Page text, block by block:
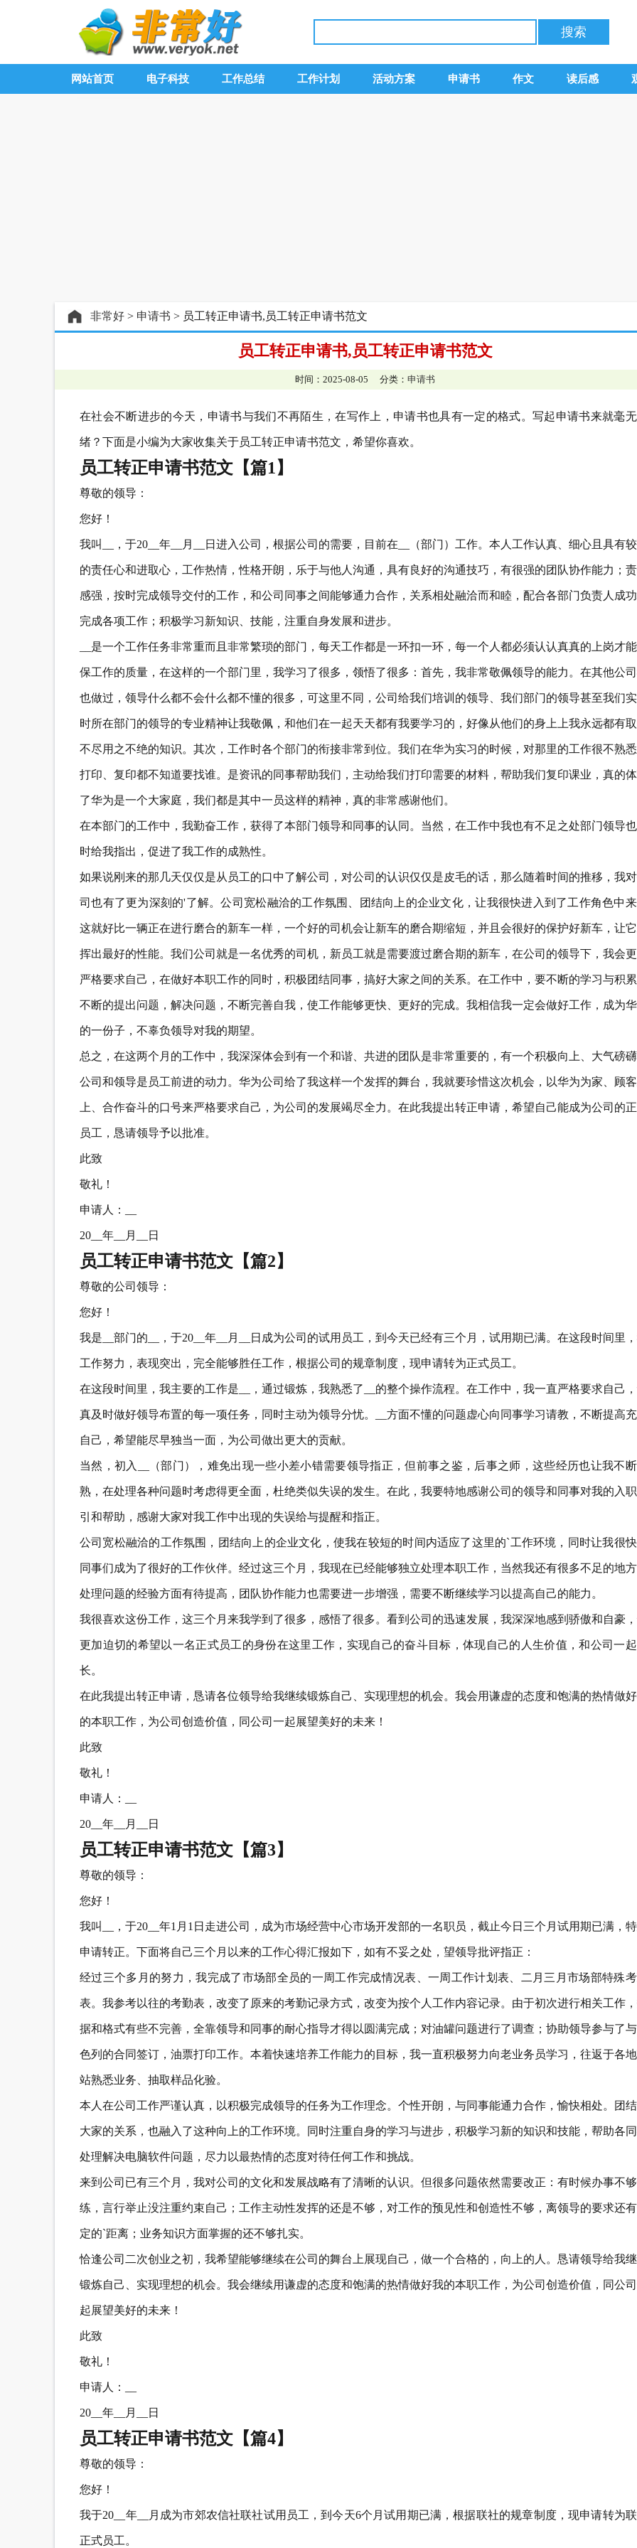
网站首页 电子科技 工作总结 工作计划 活动方案 申请书 作文 读后感
非常好 > 申请书 > 员工转正申请书,员工转正申请书范文
员工转正申请书,员工转正申请书范文
时间：2025-08-05 分类： 申请书
在社会不断进步的今天，申请书与我们不再陌生，在写作上，申请书也具有一定的格式。写起申请书来就毫
绪？下面是小编为大家收集关于员工转正申请书范文，希望你喜欢。
员工转正申请书范文【篇1】
尊敬的领导：
您好！
我叫__，于20__年__月__日进入公司，根据公司的需要，目前在__（部门）工作。本人工作认真、细心且具有
的责任心和进取心，工作热情，性格开朗，乐于与他人沟通，具有良好的沟通技巧，有很强的团队协作能力；
感强，按时完成领导交付的工作，和公司同事之间能够通力合作，关系相处融洽而和睦，配合各部门负责人成
完成各项工作；积极学习新知识、技能，注重自身发展和进步。
__是一个工作任务非常重而且非常繁琐的部门，每天工作都是一环扣一环，每一个人都必须认认真真的上岗才
保工作的质量，在这样的一个部门里，我学习了很多，领悟了很多：首先，我非常敬佩领导的能力。在其他公
也做过，领导什么都不会什么都不懂的很多，可这里不同，公司给我们培训的领导、我们部门的领导甚至我们
时所在部门的领导的专业精神让我敬佩，和他们在一起天天都有我要学习的，好像从他们的身上上我永远都有
不尽用之不绝的知识。其次，工作时各个部门的衔接非常到位。我们在华为实习的时候，对那里的工作很不熟悉
打印、复印都不知道要找谁。是资讯的同事帮助我们，主动给我们打印需要的材料，帮助我们复印课业，真的
了华为是一个大家庭，我们都是其中一员这样的精神，真的非常感谢他们。
在本部门的工作中，我勤奋工作，获得了本部门领导和同事的认同。当然，在工作中我也有不足之处部门领导也
时给我指出，促进了我工作的成熟性。
如果说刚来的那几天仅仅是从员工的口中了解公司，对公司的认识仅仅是皮毛的话，那么随着时间的推移，我
司也有了更为深刻的'了解。公司宽松融洽的工作氛围、团结向上的企业文化，让我很快进入到了工作角色中来
这就好比一辆正在进行磨合的新车一样，一个好的司机会让新车的磨合期缩短，并且会很好的保护好新车，让
挥出最好的性能。我们公司就是一名优秀的司机，新员工就是需要渡过磨合期的新车，在公司的领导下，我会
严格要求自己，在做好本职工作的同时，积极团结同事，搞好大家之间的关系。在工作中，要不断的学习与积累
不断的提出问题，解决问题，不断完善自我，使工作能够更快、更好的完成。我相信我一定会做好工作，成为
的一份子，不辜负领导对我的期望。
总之，在这两个月的工作中，我深深体会到有一个和谐、共进的团队是非常重要的，有一个积极向上、大气磅
公司和领导是员工前进的动力。华为公司给了我这样一个发挥的舞台，我就要珍惜这次机会，以华为为家、顾
上、合作奋斗的口号来严格要求自己，为公司的发展竭尽全力。在此我提出转正申请，希望自己能成为公司的
员工，恳请领导予以批准。
此致
敬礼！
申请人：__
20__年__月__日
员工转正申请书范文【篇2】
尊敬的公司领导：
您好！
我是__部门的__，于20__年__月__日成为公司的试用员工，到今天已经有三个月，试用期已满。在这段时间里
工作努力，表现突出，完全能够胜任工作，根据公司的规章制度，现申请转为正式员工。
在这段时间里，我主要的工作是__，通过锻炼，我熟悉了__的整个操作流程。在工作中，我一直严格要求自己
真及时做好领导布置的每一项任务，同时主动为领导分忧。__方面不懂的问题虚心向同事学习请教，不断提高
自己，希望能尽早独当一面，为公司做出更大的贡献。
当然，初入__（部门），难免出现一些小差小错需要领导指正，但前事之鉴，后事之师，这些经历也让我不
熟，在处理各种问题时考虑得更全面，杜绝类似失误的发生。在此，我要特地感谢公司的领导和同事对我的入
引和帮助，感谢大家对我工作中出现的失误给与提醒和指正。
公司宽松融洽的工作氛围，团结向上的企业文化，使我在较短的时间内适应了这里的`工作环境，同时让我很
同事们成为了很好的工作伙伴。经过这三个月，我现在已经能够独立处理本职工作，当然我还有很多不足的地方
处理问题的经验方面有待提高，团队协作能力也需要进一步增强，需要不断继续学习以提高自己的能力。
我很喜欢这份工作，这三个月来我学到了很多，感悟了很多。看到公司的迅速发展，我深深地感到骄傲和自豪
更加迫切的希望以一名正式员工的身份在这里工作，实现自己的奋斗目标，体现自己的人生价值，和公司一
长。
在此我提出转正申请，恳请各位领导给我继续锻炼自己、实现理想的机会。我会用谦虚的态度和饱满的热情做
的本职工作，为公司创造价值，同公司一起展望美好的未来！
此致
敬礼！
申请人：__
20__年__月__日
员工转正申请书范文【篇3】
尊敬的领导：
您好！
我叫__，于20__年1月1日走进公司，成为市场经营中心市场开发部的一名职员，截止今日三个月试用期已满，
申请转正。下面将自己三个月以来的工作心得汇报如下，如有不妥之处，望领导批评指正：
经过三个多月的努力，我完成了市场部全员的一周工作完成情况表、一周工作计划表、二月三月市场部特殊
表。我参考以往的考勤表，改变了原来的考勤记录方式，改变为按个人工作内容记录。由于初次进行相关工作
据和格式有些不完善，全靠领导和同事的耐心指导才得以圆满完成；对油罐问题进行了调查；协助领导参与了
色列的合同签订，油票打印工作。本着快速培养工作能力的目标，我一直积极努力向老业务员学习，往返于各
站熟悉业务、抽取样品化验。
本人在公司工作严谨认真，以积极完成领导的任务为工作理念。个性开朗，与同事能通力合作，愉快相处。团
大家的关系，也融入了这种向上的工作环境。同时注重自身的学习与进步，积极学习新的知识和技能，帮助各
处理解决电脑软件问题，尽力以最热情的态度对待任何工作和挑战。
来到公司已有三个月，我对公司的文化和发展战略有了清晰的认识。但很多问题依然需要改正：有时候办事不
练，言行举止没注重约束自己；工作主动性发挥的还是不够，对工作的预见性和创造性不够，离领导的要求还
定的`距离；业务知识方面掌握的还不够扎实。
恰逢公司二次创业之初，我希望能够继续在公司的舞台上展现自己，做一个合格的，向上的人。恳请领导给我
锻炼自己、实现理想的机会。我会继续用谦虚的态度和饱满的热情做好我的本职工作，为公司创造价值，同公
起展望美好的未来！
此致
敬礼！
申请人：__
20__年__月__日
员工转正申请书范文【篇4】
尊敬的领导：
您好！
我于20__年__月成为市郊农信社联社试用员工，到今天6个月试用期已满，根据联社的规章制度，现申请转为
正式员工。